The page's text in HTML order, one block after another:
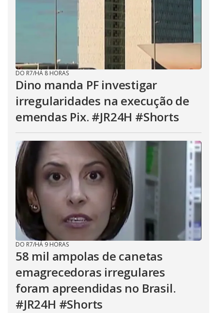
DO R7/HÁ 8 HORAS
Dino manda PF investigar
irregularidades na execução de
emendas Pix. #JR24H #Shorts
DO R7/HÁ 9 HORAS
58 mil ampolas de canetas
emagrecedoras irregulares
foram apreendidas no Brasil.
#JR24H #Shorts